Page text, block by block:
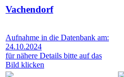
Vachendorf
Aufnahme in die Datenbank am:
24.10.2024
für nähere Details bitte auf das
Bild klicken